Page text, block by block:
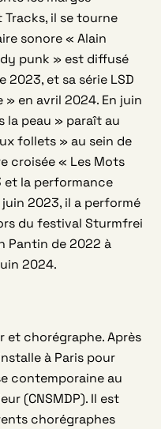
Tracks, il se tourne
sonore « Alain
punk » est diffusé
et sa série LSD
» en avril 2024. En juin
la peau » paraît au
follets » au sein de
croisée « Les Mots
la performance
2023, il a performé
du festival Sturmfrei
Pantin de 2022 à
2024.
et chorégraphe. Après
à Paris pour
contemporaine au
(CNSMDP). Il est
chorégraphes